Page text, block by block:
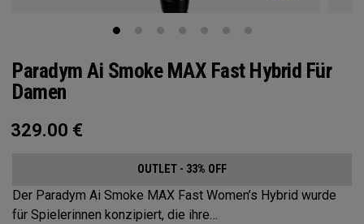
Paradym Ai Smoke MAX Fast Hybrid Für
Damen
329.00 €
OUTLET - 33% OFF
Der Paradym Ai Smoke MAX Fast Women’s Hybrid wurde
für Spielerinnen konzipiert, die ihre